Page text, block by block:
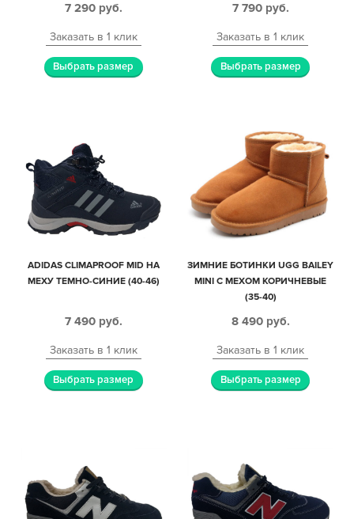
7 290 руб.
Заказать в 1 клик
Выбрать размер
7 790 руб.
Заказать в 1 клик
Выбрать размер
ADIDAS CLIMAPROOF MID НА
МЕХУ ТЕМНО-СИНИЕ (40-46)
7 490 руб.
Заказать в 1 клик
Выбрать размер
ЗИМНИЕ БОТИНКИ UGG BAILEY
MINI С МЕХОМ КОРИЧНЕВЫЕ
(35-40)
8 490 руб.
Заказать в 1 клик
Выбрать размер